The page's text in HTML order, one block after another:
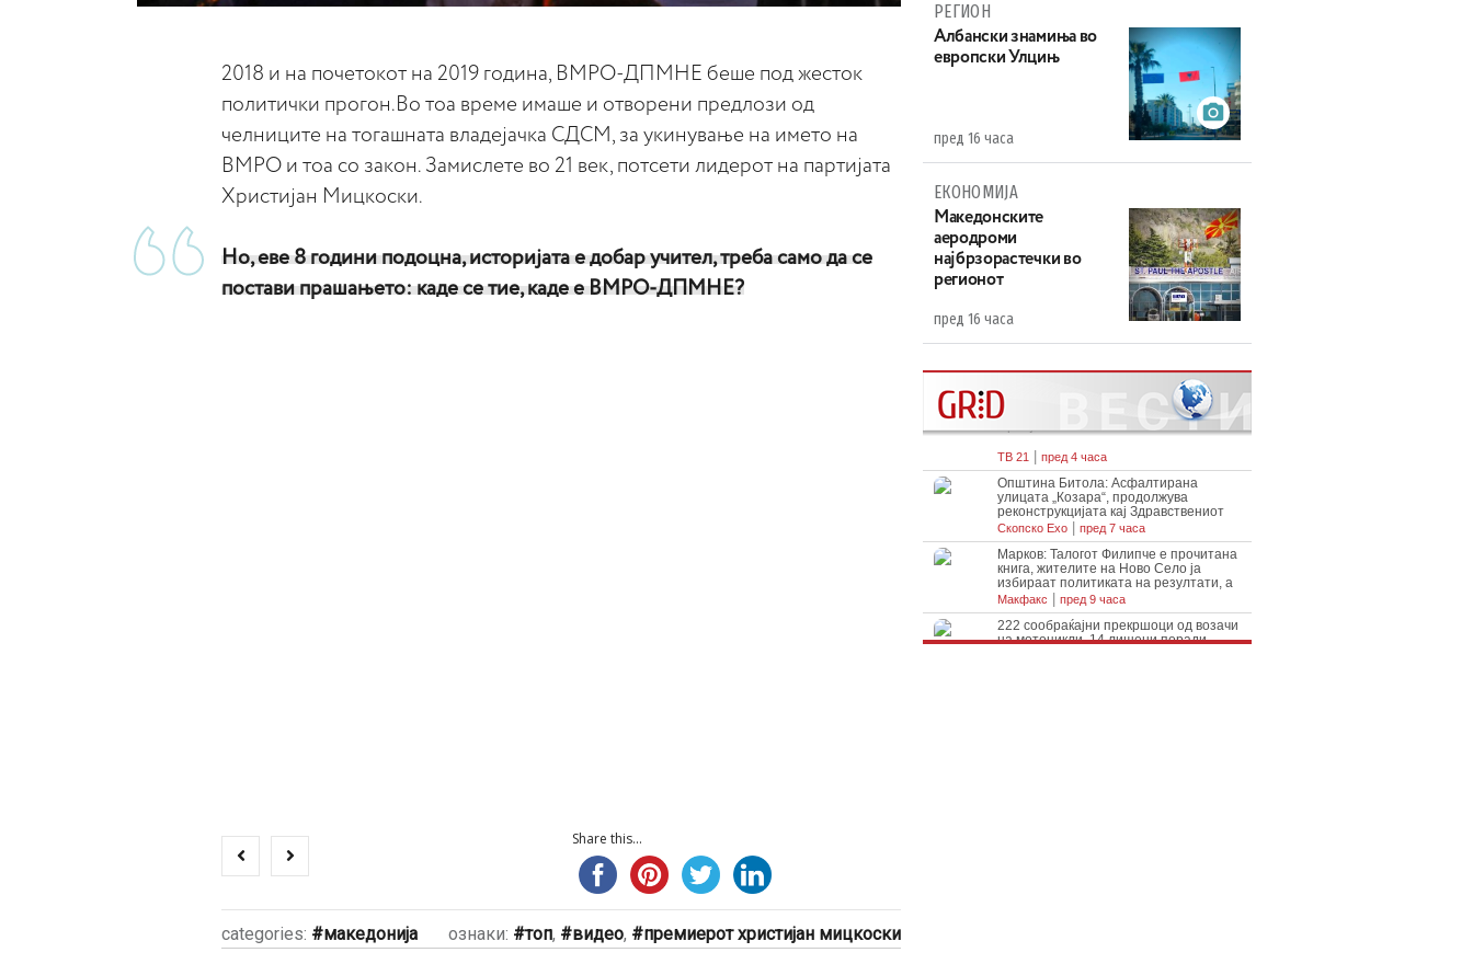
2018 и на почетокот на 2019 година, ВМРО-ДПМНЕ беше под жесток
политички прогон.Во тоа време имаше и отворени предлози од
челниците на тогашната владејачка СДСМ, за укинување на името на
ВМРО и тоа со закон. Замислете во 21 век, потсети лидерот на партијата
Христијан Мицкоски.
Но, еве 8 години подоцна, историјата е добар учител, треба само да се
постави прашањето: каде се тие, каде е ВМРО-ДПМНЕ?
Share this...
categories: македонија ознаки: топ, видео, премиерот христијан мицкоски
РЕГИОН
Aлбански знамиња во
европски Улцињ
пред 16 часа
ЕКОНОМИЈА
Maкедонските
аеродроми
најбрзорастечки во
регионот
пред 16 часа